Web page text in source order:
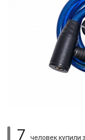
7 человек купили